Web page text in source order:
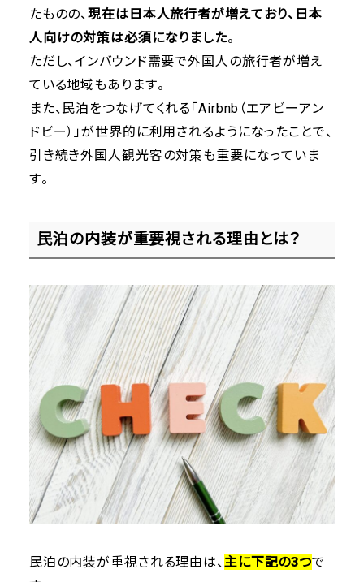
たものの、現在は日本人旅行者が増えており、日本
人向けの対策は必須になりました。
ただし、インバウンド需要で外国人の旅行者が増え
ている地域もあります。
また、民泊をつなげてくれる「Airbnb（エアビーアン
ドビー）」が世界的に利用されるようになったことで、
引き続き外国人観光客の対策も重要になっていま
す。
民泊の内装が重要視される理由とは？
民泊の内装が重視される理由は、主に下記の3つで